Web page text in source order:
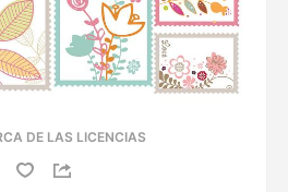
DE LAS LICENCIAS